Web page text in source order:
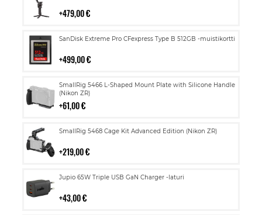
479,00 €
SanDisk Extreme Pro CFexpress Type B 512GB -muistikortti
499,00 €
Lisää
SmallRig 5466 L-Shaped Mount Plate with Silicone Handle
(Nikon ZR)
61,00 €
Lisää
ostoskoriin
SmallRig 5468 Cage Kit Advanced Edition (Nikon ZR)
219,00 €
Lisää
Jupio 65W Triple USB GaN Charger -laturi
43,00 €
Lisää